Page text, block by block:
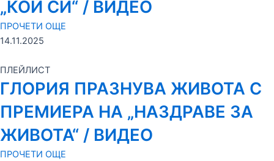
„КОЙ СИ“ / ВИДЕО
ПРОЧЕТИ ОЩЕ
14.11.2025
ПЛЕЙЛИСТ
ГЛОРИЯ ПРАЗНУВА ЖИВОТА С
ПРЕМИЕРА НА „НАЗДРАВЕ ЗА
ЖИВОТА“ / ВИДЕО
ПРОЧЕТИ ОЩЕ